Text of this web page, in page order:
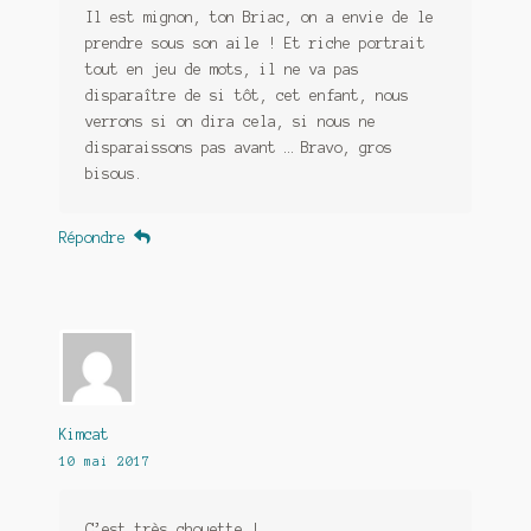
Il est mignon, ton Briac, on a envie de le
prendre sous son aile ! Et riche portrait
tout en jeu de mots, il ne va pas
disparaître de si tôt, cet enfant, nous
verrons si on dira cela, si nous ne
disparaissons pas avant … Bravo, gros
bisous.
Répondre
Kimcat
10 mai 2017